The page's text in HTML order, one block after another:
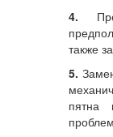
4.
также
5.
пятна